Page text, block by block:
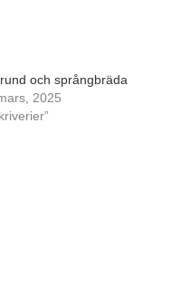
och språngbräda
2025